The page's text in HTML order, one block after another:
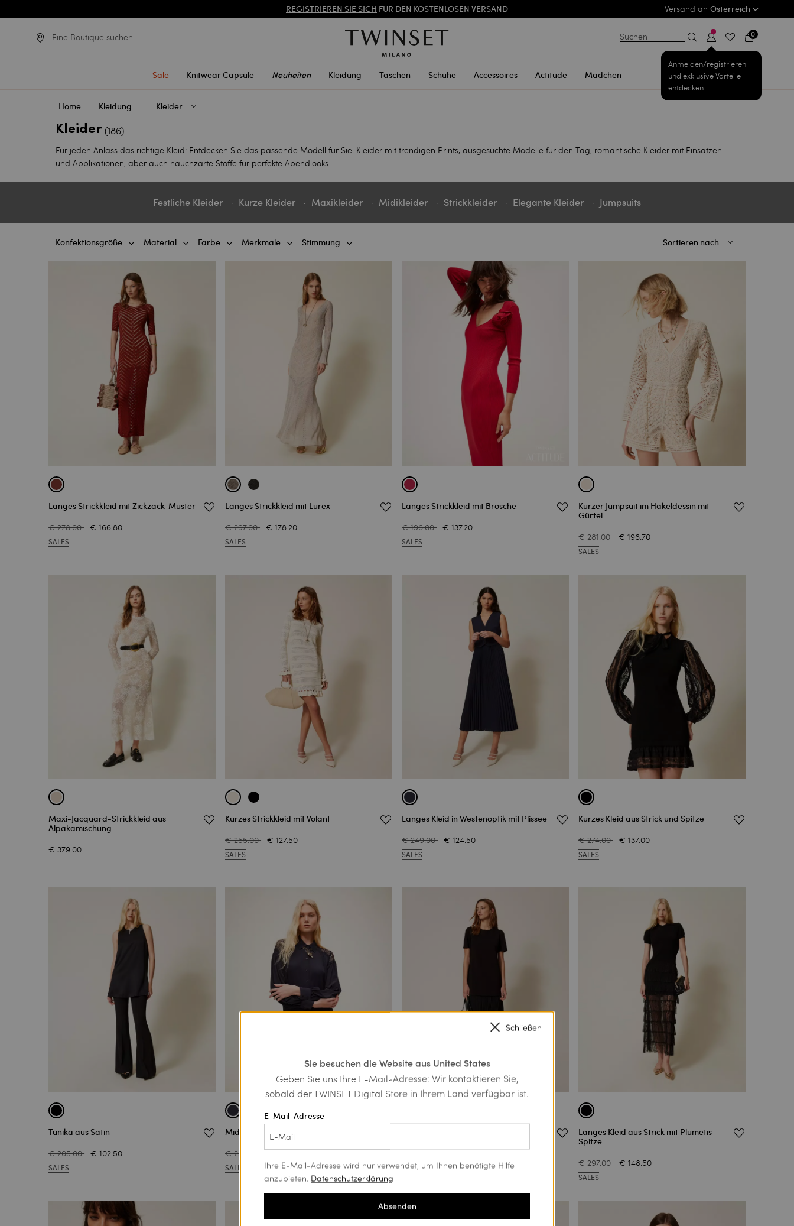
SALE NEUE LOOKS |BIS ZU -50 %
Versand an Österreich
Eine Boutique suchen
Sale Knitwear Capsule Neuheiten Kleidung Taschen Schuhe Accessoires Actitude Mädchen
Suchen
Anmelden/registrieren
und exklusive Vorteile
entdecken
0
Home Kleidung Kleider
Kleider (186)
Für jeden Anlass das richtige Kleid: Entdecken Sie das passende Modell für Sie. Kleider mit trendigen Prints, ausgesuchte Modelle für den Tag, romantische Kleider mit Einsätzen
und Applikationen, aber auch hauchzarte Stoffe für perfekte Abendlooks.
Festliche Kleider Kurze Kleider Maxikleider Midikleider Strickkleider Elegante Kleider Jumpsuits
Konfektionsgröße Material Farbe Merkmale Stimmung Sortieren nach
Langes Strickkleid mit Zickzack-Muster
€ 278.00 € 166.80
SALES
Langes Strickkleid mit Lurex
€ 297.00 € 178.20
SALES
Langes Strickkleid mit Brosche
€ 196.00 € 137.20
SALES
Kurzer Jumpsuit im Häkeldessin mit
Gürtel
€ 281.00 € 196.70
SALES
Maxi-Jacquard-Strickkleid aus
Alpakamischung
€ 379.00
Kurzes Strickkleid mit Volant
€ 255.00 € 127.50
SALES
Langes Kleid in Westenoptik mit Plissee
€ 249.00 € 124.50
SALES
Kurzes Kleid aus Strick und Spitze
€ 274.00 € 137.00
SALES
Tunika aus Satin
€ 205.00 € 102.50
SALES
Midikleid aus Georgette und Spitze
€ 255.00 € 127.50
SALES € 212.00 € 106.00
Langes Kleid aus Strick mit Plumetis-
Spitze
€ 297.00 € 148.50
SALES
Schließen
Sie besuchen die Website aus United States
Geben Sie uns Ihre E-Mail-Adresse: Wir kontaktieren Sie,
sobald der TWINSET Digital Store in Ihrem Land verfügbar ist.
E-Mail-Adresse
Ihre E-Mail-Adresse wird nur verwendet, um Ihnen benötigte Hilfe
anzubieten. Datenschutzerklärung
Absenden